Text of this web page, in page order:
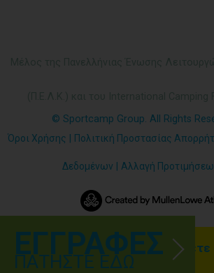
© Sportcamp Group. All Rights
Όροι Χρήσης Πολιτική Προστασίας
Δεδομένων Αλλαγή
Γραφτείτε ΕΔΩ για να λαμβάνετε
τα νέα!
ΕΓΓΡΑΦΕΣ
ΠΑΤΗΣΤΕ ΕΔΩ